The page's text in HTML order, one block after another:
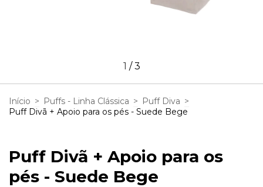
1 /3
Início > Puffs - Linha Clássica > Puff Diva >
Puff Divã + Apoio para os pés - Suede Bege
Puff Divã + Apoio para os
pés - Suede Bege